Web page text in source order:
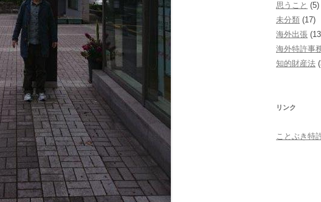
思うこと (5)
未分類 (17)
海外出張
海外特許事
知的財産法
リンク
ことぶき特